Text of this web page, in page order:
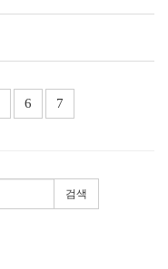
6 7
검색